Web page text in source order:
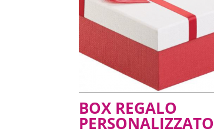
BOX REGALO
PERSONALIZZATO